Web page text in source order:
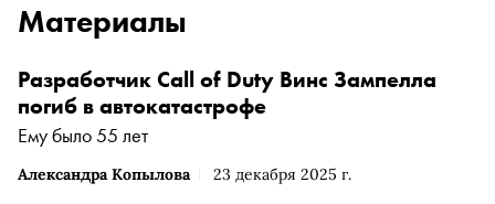
Материалы
Александра Копылова 23 декабря 2025 г.
Разработчик Call of Duty Винс Зампелла
погиб в автокатастрофе
Ему было 55 лет